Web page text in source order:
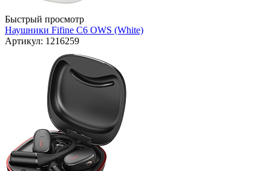
Быстрый просмотр
Наушники Fifine C6 OWS (White)
Артикул: 1216259